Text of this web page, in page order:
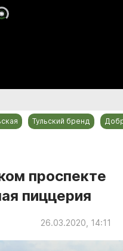
Тульский бренд
проспекте
пиццерия
26.03.2020, 14:11